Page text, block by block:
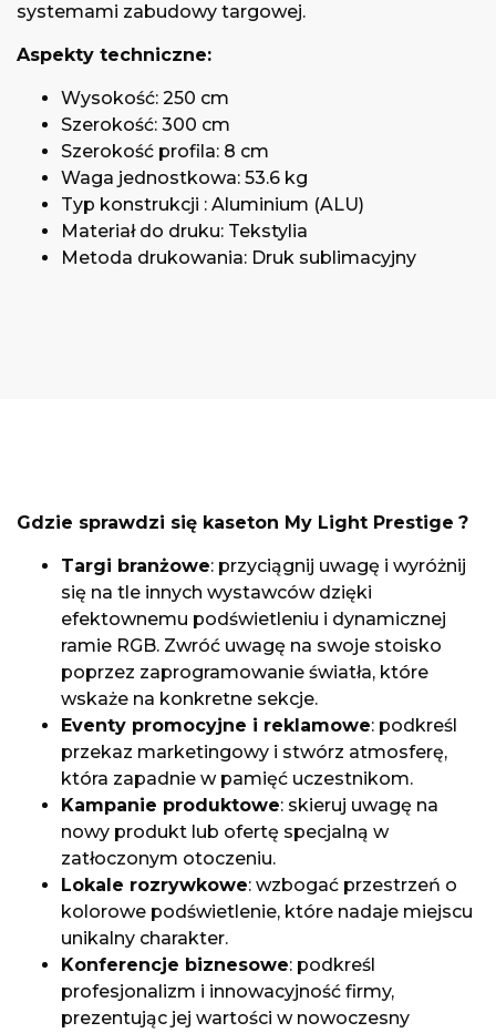
systemami zabudowy targowej.
Aspekty techniczne:
Wysokość: 250 cm
Szerokość: 300 cm
Szerokość profila: 8 cm
Waga jednostkowa: 53.6 kg
Typ konstrukcji : Aluminium (ALU)
Materiał do druku: Tekstylia
Metoda drukowania: Druk sublimacyjny
Gdzie sprawdzi się kaseton My Light Prestige ?
Targi branżowe: przyciągnij uwagę i wyróżnij
się na tle innych wystawców dzięki
efektownemu podświetleniu i dynamicznej
ramie RGB. Zwróć uwagę na swoje stoisko
poprzez zaprogramowanie światła, które
wskaże na konkretne sekcje.
Eventy promocyjne i reklamowe: podkreśl
przekaz marketingowy i stwórz atmosferę,
która zapadnie w pamięć uczestnikom.
Kampanie produktowe: skieruj uwagę na
nowy produkt lub ofertę specjalną w
zatłoczonym otoczeniu.
Lokale rozrywkowe: wzbogać przestrzeń o
kolorowe podświetlenie, które nadaje miejscu
unikalny charakter.
Konferencje biznesowe: podkreśl
profesjonalizm i innowacyjność firmy,
prezentując jej wartości w nowoczesny